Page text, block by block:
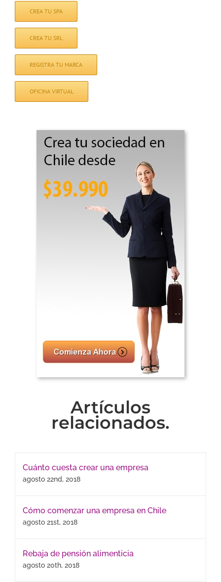
CREA TU SPA
CREA TU SRL
REGISTRA TU MARCA
OFICINA VIRTUAL
Artículos
relacionados.
Cuánto cuesta crear una empresa
agosto 22nd, 2018
Cómo comenzar una empresa en Chile
agosto 21st, 2018
Rebaja de pensión alimenticia
agosto 20th, 2018